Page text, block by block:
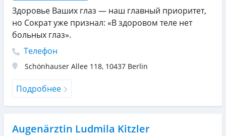
Здоровье Ваших глаз — наш главный приоритет,
но Сократ уже признал: «В здоровом теле нет
больных глаз».
Телефон
Schönhauser Allee 118, 10437 Berlin
Подробнее
Augenärztin Ludmila Kitzler